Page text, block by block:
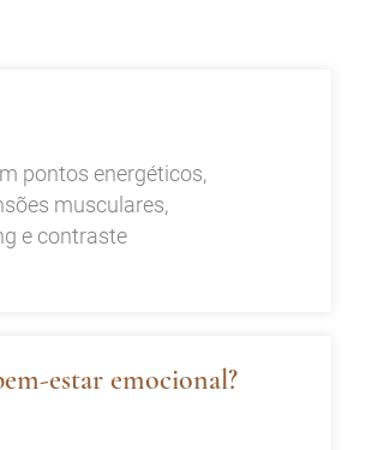
pontos energéticos,
musculares,
e contraste
estar emocional?